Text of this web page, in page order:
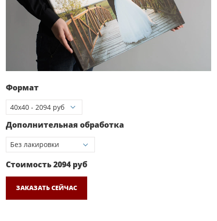
Формат
Дополнительная обработка
Стоимость2094 руб
ЗАКАЗАТЬ СЕЙЧАС